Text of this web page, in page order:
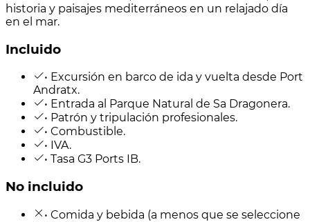
historia y paisajes mediterráneos en un relajado día
en el mar.
Incluido
• Excursión en barco de ida y vuelta desde Port
Andratx.
• Entrada al Parque Natural de Sa Dragonera.
• Patrón y tripulación profesionales.
• Combustible.
• IVA.
• Tasa G3 Ports IB.
No incluido
• Comida y bebida (a menos que se seleccione